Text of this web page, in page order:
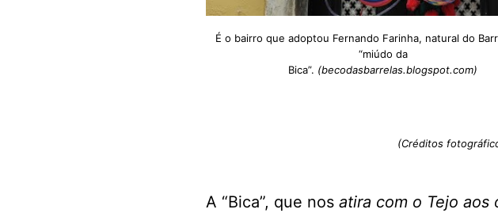
É o bairro que adoptou Fernando Farinha, natural do
“miúdo da
Bica”. (becodasbarrelas.blogspot.com)
(Créditos
A “Bica”, que nos atira com o Tejo aos